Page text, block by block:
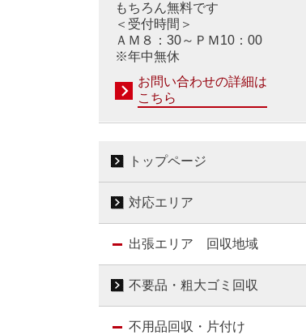
もちろん無料です
＜受付時間＞
ＡＭ８：30～ＰＭ10：00
※年中無休
お問い合わせの詳細は
こちら
トップページ
対応エリア
出張エリア 回収地域
不要品・粗大ゴミ回収
不用品回収・片付け